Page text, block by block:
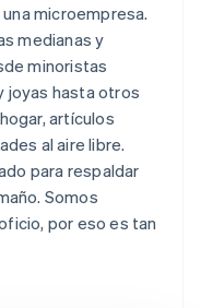
microempresa.
medianas y
minoristas
joyas hasta otros
artículos
al aire libre.
para respaldar
Somos
por eso es tan